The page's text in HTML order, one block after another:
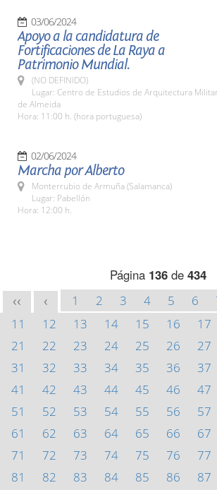
03/06/2024
Apoyo a la candidatura de
Fortificaciones de La Raya a
Patrimonio Mundial.
(NO DEFINIDO)
Lugar: Centro de Estudios de Arquitectura Militar
de Almeida
Hora: 11:00 h. (hora portuguesa)
02/06/2024
Marcha por Alberto
Monterrubio de Armuña (Salamanca)
Lugar: Pabellón
Hora: 12:00 h.
Página 136de 434
<< < 1 2 3 4 5 6
11
12 13 14 15 16 17
21
22 23 24 25 26 27
31
32 33 34 35 36 37
41
42 43 44 45 46 47
51
52 53 54 55 56 57
61
62 63 64 65 66 67
71
72 73 74 75 76 77
81
82 83 84 85 86 87